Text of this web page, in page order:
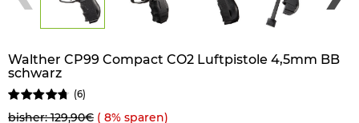
Walther CP99 Compact CO2 Luftpistole 4,5mm BB
schwarz
(6)
bisher: 129,90€ ( 8% sparen)